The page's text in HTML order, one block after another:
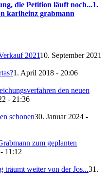
die Petition läuft noch...1.
karlheinz grabmann
202110. September 2021
1. April 2018 - 20:06
den neuen
- 21:36
schonen30. Januar 2024 -
zum geplanten
11:12
träumt weiter von der Jos...31.